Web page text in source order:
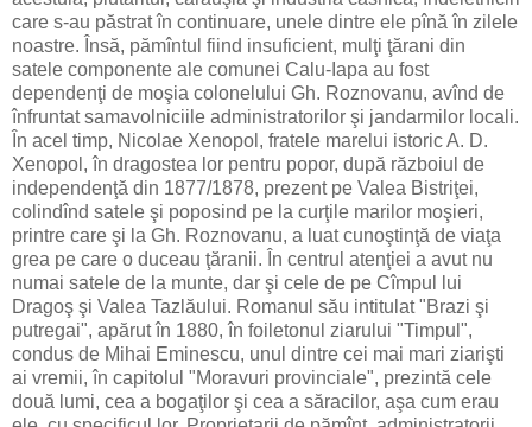
care s-au păstrat în continuare, unele dintre ele pînă în zilele
noastre. Însă, pămîntul fiind insuficient, mulţi ţărani din
satele componente ale comunei Calu-Iapa au fost
dependenţi de moşia colonelului Gh. Roznovanu, avînd de
înfruntat samavolniciile administratorilor şi jandarmilor locali.
În acel timp, Nicolae Xenopol, fratele marelui istoric A. D.
Xenopol, în dragostea lor pentru popor, după războiul de
independenţă din 1877/1878, prezent pe Valea Bistriţei,
colindînd satele şi poposind pe la curţile marilor moşieri,
printre care şi la Gh. Roznovanu, a luat cunoştinţă de viaţa
grea pe care o duceau ţăranii. În centrul atenţiei a avut nu
numai satele de la munte, dar şi cele de pe Cîmpul lui
Dragoş şi Valea Tazlăului. Romanul său intitulat "Brazi şi
putregai", apărut în 1880, în foiletonul ziarului "Timpul",
condus de Mihai Eminescu, unul dintre cei mai mari ziarişti
ai vremii, în capitolul "Moravuri provinciale", prezintă cele
două lumi, cea a bogaţilor şi cea a săracilor, aşa cum erau